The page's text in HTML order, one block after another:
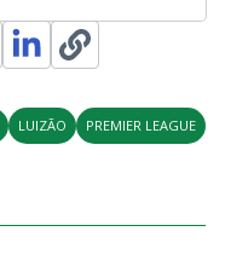
LUIZÃO PREMIER LEAGUE